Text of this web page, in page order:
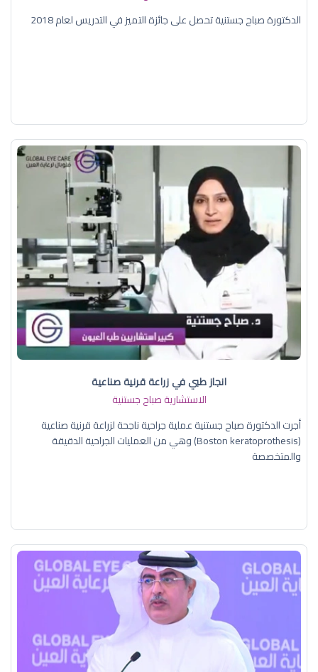
الدكتورة صباح جستنية تحصل على جائزة التميز في التدريس لعام 2018
انجاز طبي في زراعة قرنية صناعية
الاستشارية صباح جستنية
أجرت الدكتورة صباح جستنية عملية جراحية ناجحة لزراعة قرنية صناعية
(Boston keratoprothesis) وهي من العمليات الجراحية الدقيقة
والمتخصصة